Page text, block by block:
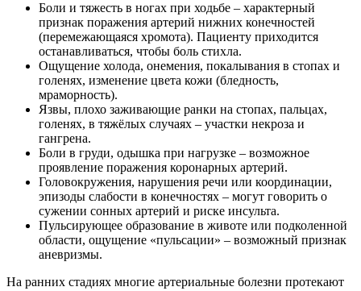
Боли и тяжесть в ногах при ходьбе – характерный
признак поражения артерий нижних конечностей
(перемежающаяся хромота). Пациенту приходится
останавливаться, чтобы боль стихла.
Ощущение холода, онемения, покалывания в стопах и
голенях, изменение цвета кожи (бледность,
мраморность).
Язвы, плохо заживающие ранки на стопах, пальцах,
голенях, в тяжёлых случаях – участки некроза и
гангрена.
Боли в груди, одышка при нагрузке – возможное
проявление поражения коронарных артерий.
Головокружения, нарушения речи или координации,
эпизоды слабости в конечностях – могут говорить о
сужении сонных артерий и риске инсульта.
Пульсирующее образование в животе или подколенной
области, ощущение «пульсации» – возможный признак
аневризмы.
На ранних стадиях многие артериальные болезни протекают